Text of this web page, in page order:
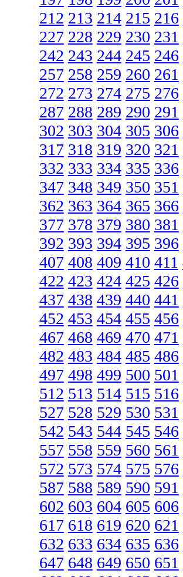
212 213 214 215 216
227 228 229 230 231
242 243 244 245 246
257 258 259 260 261
272 273 274 275 276
287 288 289 290 291
302 303 304 305 306
317 318 319 320 321
332 333 334 335 336
347 348 349 350 351
362 363 364 365 366
377 378 379 380 381
392 393 394 395 396
407 408 409 410 411
422 423 424 425 426
437 438 439 440 441
452 453 454 455 456
467 468 469 470 471
482 483 484 485 486
497 498 499 500 501
512 513 514 515 516
527 528 529 530 531
542 543 544 545 546
557 558 559 560 561
572 573 574 575 576
587 588 589 590 591
602 603 604 605 606
617 618 619 620 621
632 633 634 635 636
647 648 649 650 651